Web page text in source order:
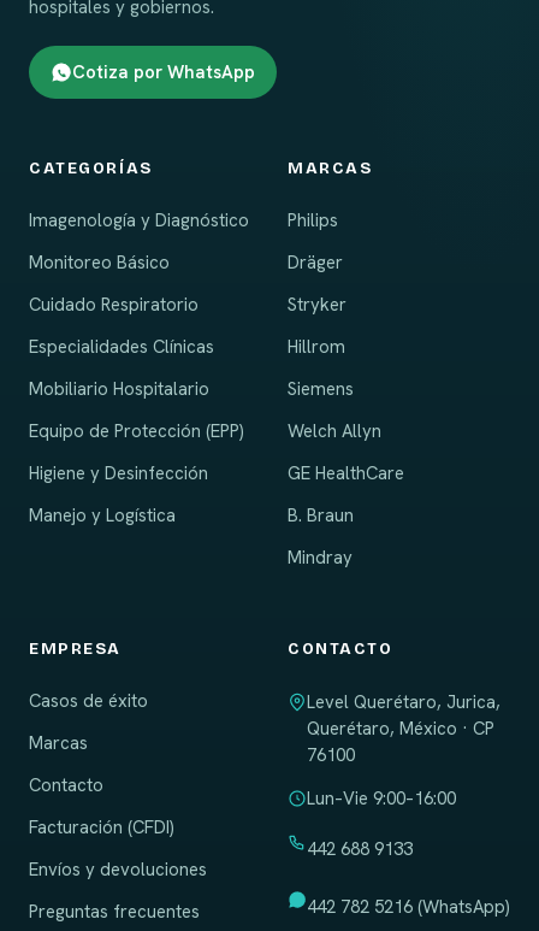
hospitales y gobiernos.
Cotiza por WhatsApp
CATEGORÍAS
Imagenología y Diagnóstico
Monitoreo Básico
Cuidado Respiratorio
Especialidades Clínicas
Mobiliario Hospitalario
Equipo de Protección (EPP)
Higiene y Desinfección
Manejo y Logística
MARCAS
Philips
Dräger
Stryker
Hillrom
Siemens
Welch Allyn
GE HealthCare
B. Braun
Mindray
EMPRESA
Casos de éxito
Marcas
Contacto
Facturación (CFDI)
Envíos y devoluciones
Preguntas frecuentes
CONTACTO
Level Querétaro, Jurica,
Querétaro, México · CP
76100
Lun–Vie 9:00–16:00
442 688 9133
442 782 5216 (WhatsApp)